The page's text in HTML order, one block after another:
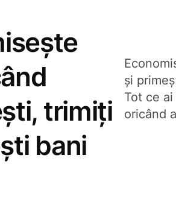
trimiți
bani
și
Tot ce
oricând